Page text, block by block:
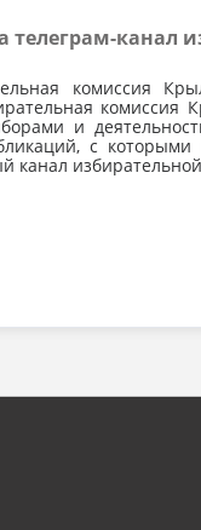
канал
комиссия
и
с